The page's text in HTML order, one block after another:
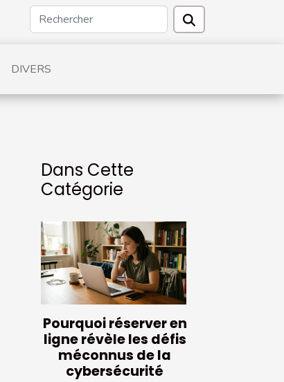
DIVERS
Dans Cette
Catégorie
Pourquoi réserver en
ligne révèle les défis
méconnus de la
cybersécurité